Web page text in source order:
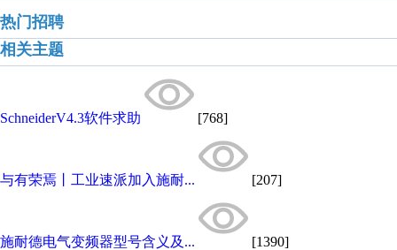
热门招聘
相关主题
SchneiderV4.3软件求助 [768]
与有荣焉丨工业速派加入施耐... [207]
施耐德电气变频器型号含义及... [1390]